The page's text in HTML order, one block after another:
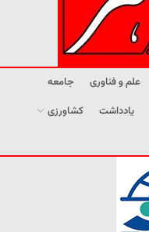
علم و فناوری
جامعه
یادداشت
کشاورزی